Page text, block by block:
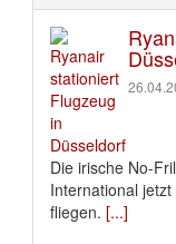
Die irische No-
International
fliegen. [...]